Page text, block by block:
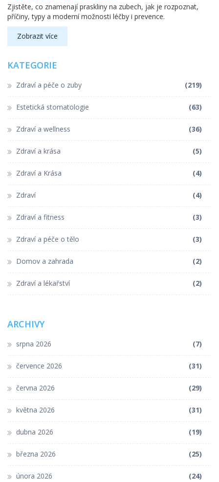
Zjistěte, co znamenají praskliny na zubech, jak je rozpoznat,
příčiny, typy a moderní možnosti léčby i prevence.
Zobrazit více
KATEGORIE
Zdraví a péče o zuby (219)
Estetická stomatologie (63)
Zdraví a wellness (36)
Zdraví a krása (5)
Zdraví a Krása (4)
Zdraví (4)
Zdraví a fitness (3)
Zdraví a péče o tělo (3)
Domov a zahrada (2)
Zdraví a lékařství (2)
ARCHIVY
srpna 2026 (7)
července 2026 (31)
června 2026 (29)
května 2026 (31)
dubna 2026 (19)
března 2026 (25)
února 2026 (24)